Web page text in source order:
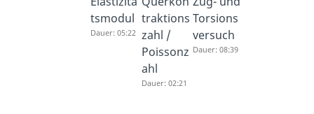
tsmodul
Dauer: 05:22
traktions
zahl /
Poissonz
ahl
Dauer: 02:21
Torsions
versuch
Dauer: 08:39